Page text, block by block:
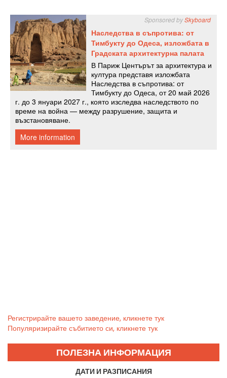
Регистрирайте вашето заведение, кликнете тук
Популяризирайте събитието си, кликнете тук
ПОЛЕЗНА ИНФОРМАЦИЯ
ДАТИ И РАЗПИСАНИЯ